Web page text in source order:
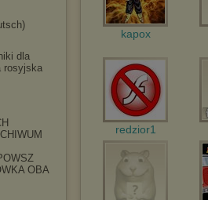
dla
rosyjska
OBA
kapox
redzior1